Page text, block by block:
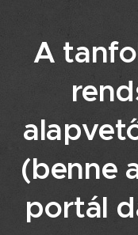
A
(benne
portál